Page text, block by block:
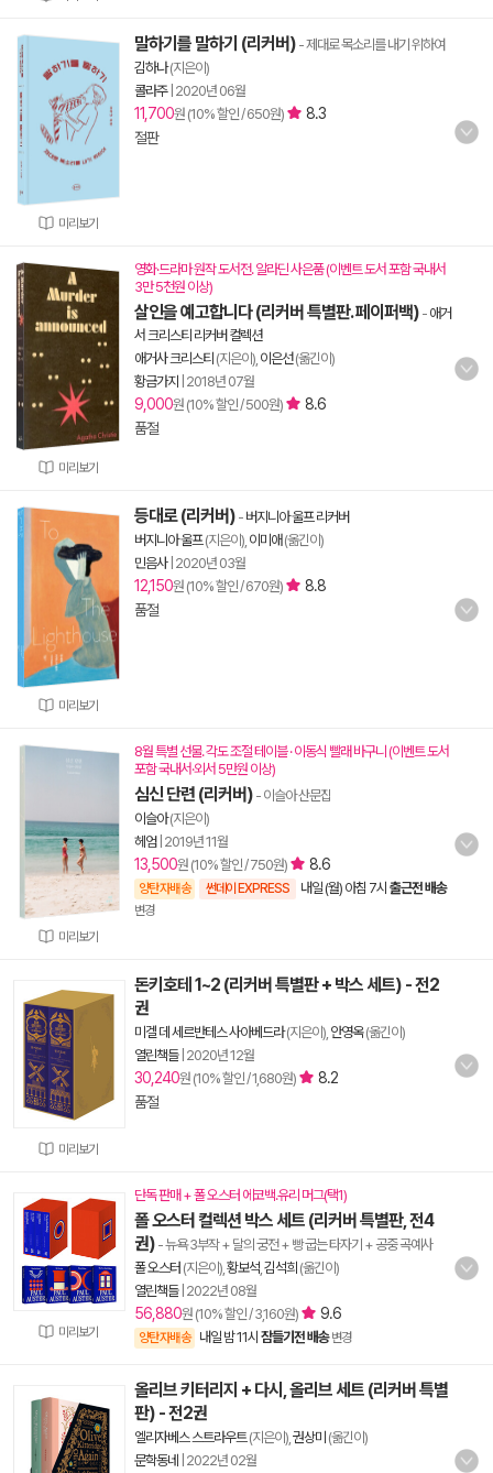
미리보기
말하기를 말하기 (리커버) - 제대로 목소리를 내기 위하여
김하나(지은이)
콜라주| 2020년 06월
11,700원 (10% 할인 / 650원)
8.3
절판
미리보기
영화·드라마 원작 도서전. 알라딘 사은품 (이벤트 도서 포함 국내서
3만 5천원 이상)
살인을 예고합니다 (리커버 특별판. 페이퍼백) - 애거
서 크리스티 리커버 컬렉션
애거사 크리스티 (지은이), 이은선(옮긴이)
황금가지
2018년 07월
9,000원 (10% 할인 / 500원)
8.6
품절
미리보기
등대로 (리커버) - 버지니아 울프 리커버
버지니아 울프(지은이), 이미애 (옮긴이)
민음사| 2020년 03월
12,150원 (10% 할인 / 670원)
8.8
품절
미리보기
8월 특별 선물. 각도 조절 테이블 · 이동식 빨래 바구니 (이벤트 도서
포함 국내서·외서 5만원 이상)
심신 단련 (리커버) - 이슬아 산문집
이슬아(지은이)
헤엄 2019년 11월
13,500원 (10% 할인 / 750원) 8.6
양탄자배송 썬데이 EXPRESS 내일 (월) 아침 7시 출근전 배송
변경
미리보기
돈키호테 1~2 (리커버 특별판 + 박스 세트) - 전2
권
미겔 데 세르반테스 사아베드라(지은이), 안영옥(옮긴이)
열린책들| 2020년 12월
30,240원 (10% 할인 / 1,680원)
8.2
품절
미리보기
단독 판매 + 폴 오스터 에코백.유리 머그(택1)
폴 오스터 컬렉션 박스 세트 (리커버 특별판, 전4
권) - 뉴욕 3부작 + 달의 궁전 + 빵 굽는 타자기 + 공중 곡예사
폴 오스터 (지은이), 황보석 김석희 (옮긴이)
열린책들| 2022년 08월
56,880원 (10% 할인 / 3,160원) 9.6
양탄자배송 내일 밤 11시 잠들기전 배송 변경
올리브 키터리지 + 다시, 올리브 세트 (리커버 특별
판) - 전2권
엘리자베스 스트라우트(지은이), 권상미 (옮긴이)
문학동네
2022년 02월